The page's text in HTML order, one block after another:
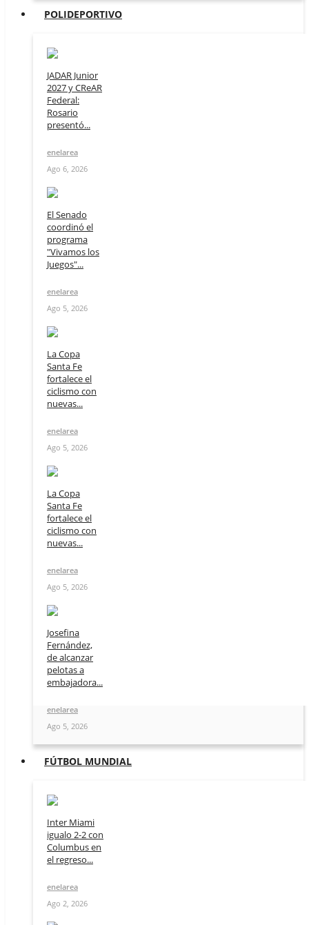
POLIDEPORTIVO
JADAR Junior
2027 y CReAR
Federal:
Rosario
presentó...
enelarea
Ago 6, 2026
El Senado
coordinó el
programa
"Vivamos los
Juegos"...
enelarea
Ago 5, 2026
La Copa
Santa Fe
fortalece el
ciclismo con
nuevas...
enelarea
Ago 5, 2026
La Copa
Santa Fe
fortalece el
ciclismo con
nuevas...
enelarea
Ago 5, 2026
Josefina
Fernández,
de alcanzar
pelotas a
embajadora...
enelarea
Ago 5, 2026
FÚTBOL MUNDIAL
Inter Miami
igualo 2-2 con
Columbus en
el regreso...
enelarea
Ago 2, 2026